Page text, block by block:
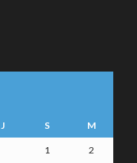
J S M
1 2